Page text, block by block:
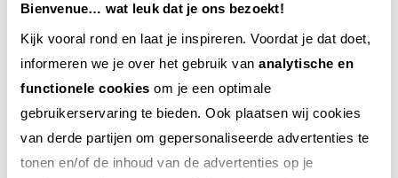
Bienvenue… wat leuk dat je ons bezoekt!
Kijk vooral rond en laat je inspireren. Voordat je dat doet,
informeren we je over het gebruik van analytische en
functionele cookies om je een optimale
gebruikerservaring te bieden. Ook plaatsen wij cookies
van derde partijen om gepersonaliseerde advertenties te
tonen en/of de inhoud van de advertenties op je